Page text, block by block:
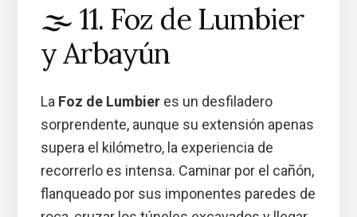
🌫️ 11. Foz de Lumbier
y Arbayún
La Foz de Lumbieres un desfiladero
sorprendente, aunque su extensión apenas
supera el kilómetro, la experiencia de
recorrerlo es intensa. Caminar por el cañón,
flanqueado por sus imponentes paredes de